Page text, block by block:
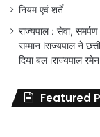
नियम एवं शर्ते
राज्यपाल : सेवा,
सम्मान lराज्यपाल ने
दिया बल lराज्यपाल
Featured